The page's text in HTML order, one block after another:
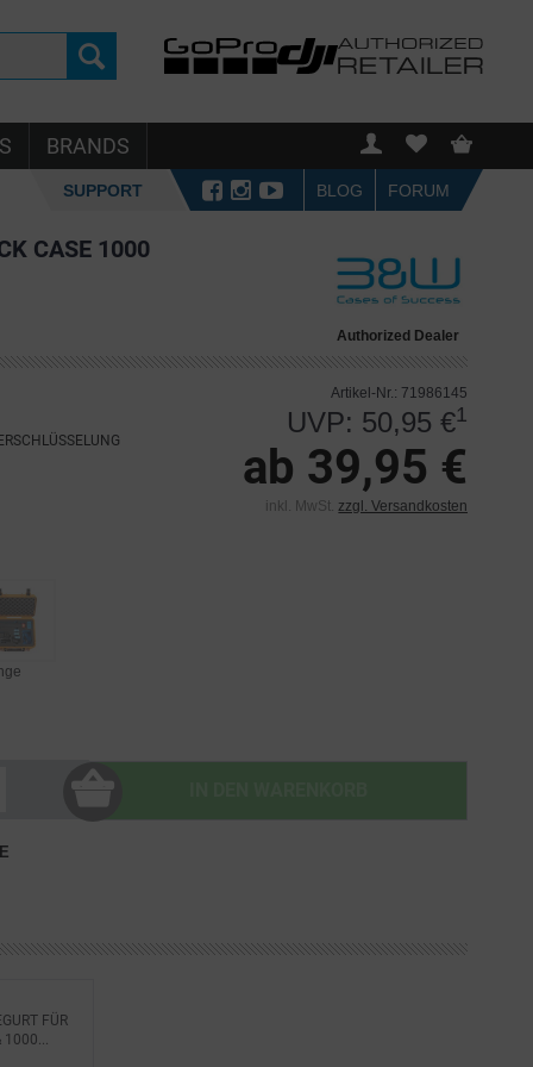
BRANDS
SUPPORT BLOG FORUM
CASE 1000
Authorized Dealer
Artikel-Nr.: 71986145
UVP: 50,95 €1
ab 39,95 €
inkl. MwSt.zzgl. Versandkosten
FÜR
1000...